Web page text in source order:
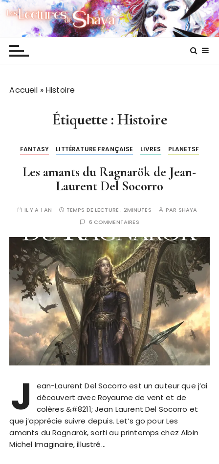
P
Les lectures de Shaya
Accueil » Histoire
Étiquette : Histoire
FANTASY LITTÉRATURE FRANÇAISE LIVRES PLANETSF
Les amants du Ragnarök de Jean-
Laurent Del Socorro
IL Y A 1 AN TEMPS DE LECTURE : 2MINUTES PAR SHAYA
6 COMMENTAIRES
J
ean-Laurent Del Socorro est un auteur que j’ai
découvert avec Royaume de vent et de
colères &#8211; Jean Laurent Del Socorro et
que j’apprécie suivre depuis. Let’s go pour Les
amants du Ragnarök, sorti au printemps chez Albin
Michel Imaginaire, illustré…